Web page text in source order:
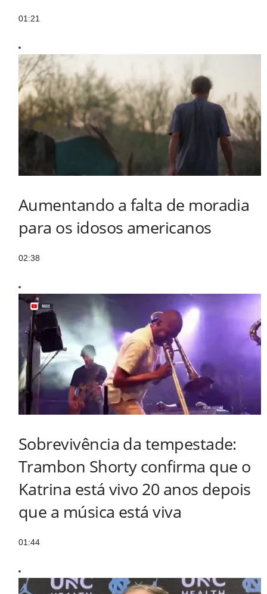
01:21
Aumentando a falta de moradia
para os idosos americanos
02:38
Sobrevivência da tempestade:
Trambon Shorty confirma que o
Katrina está vivo 20 anos depois
que a música está viva
01:44